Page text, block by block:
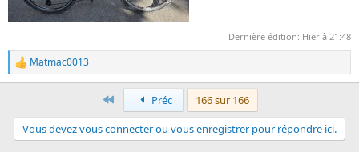
Dernière édition: Hier à 21:48
L
e
é
c
Matmac0013
PremierPréc
166 sur 166
Vous devez vous connecter ou vous enregistrer pour répondre ici.